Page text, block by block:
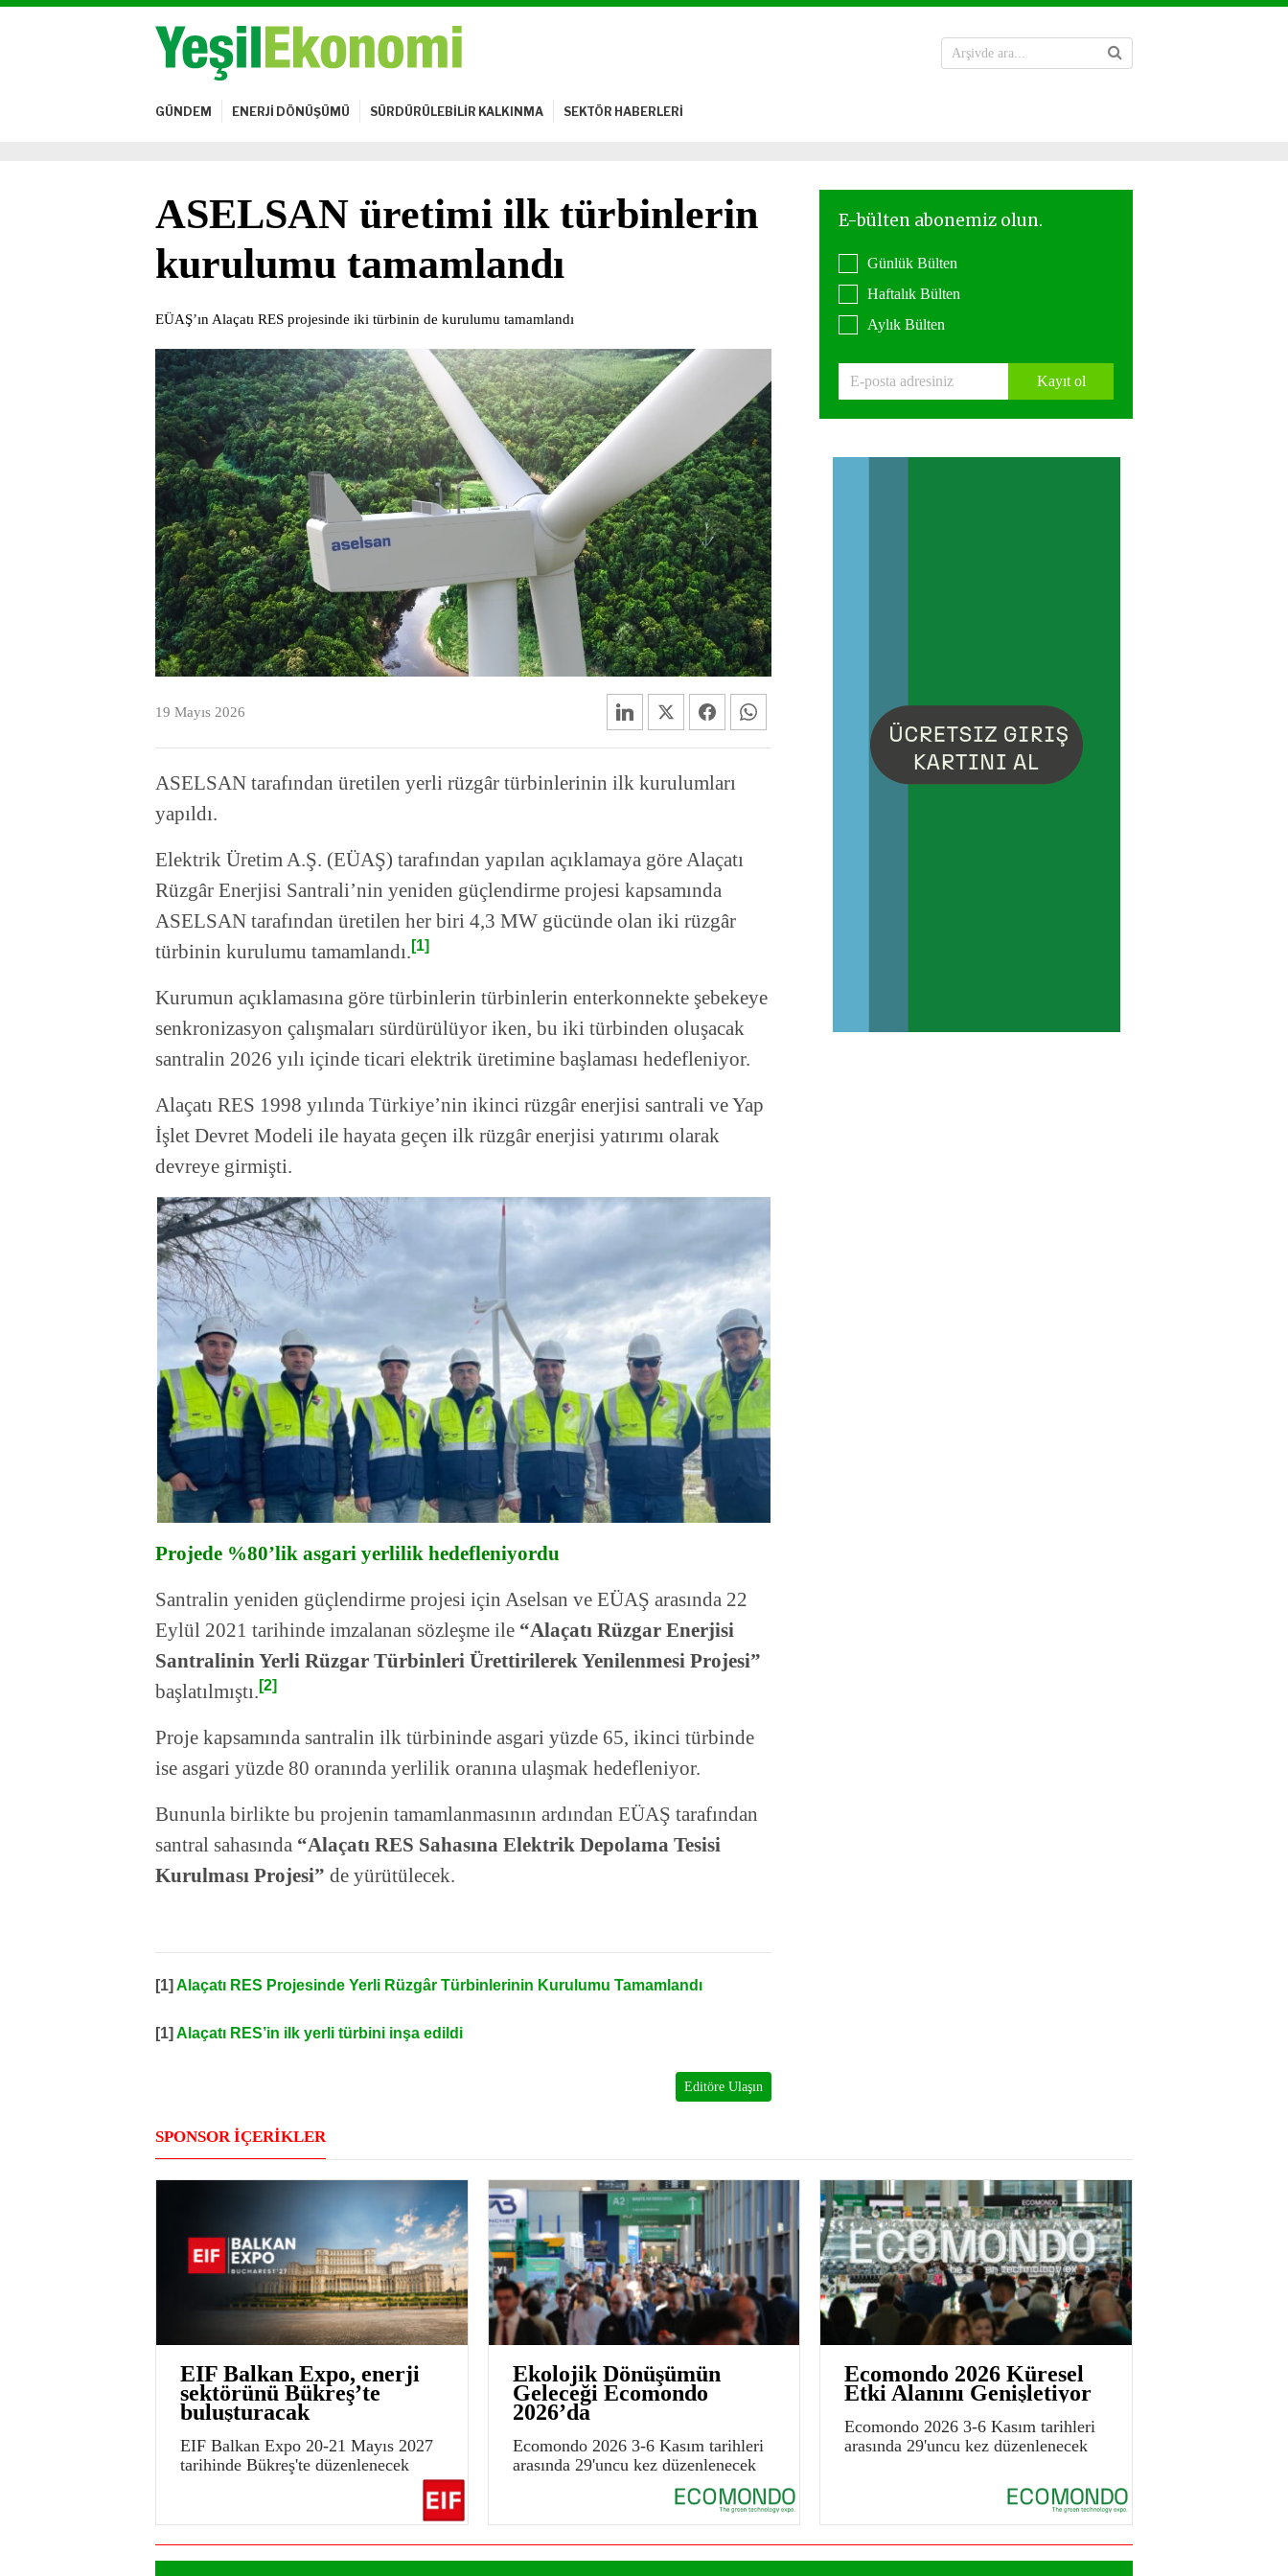
GÜNDEM ENERJİ DÖNÜŞÜMÜ SÜRDÜRÜLEBİLİR KALKINMA SEKTÖR HABERLERİ
ASELSAN üretimi ilk türbinlerin
kurulumu tamamlandı
EÜAŞ’ın Alaçatı RES projesinde iki türbinin de kurulumu tamamlandı
19 Mayıs 2026
ASELSAN tarafından üretilen yerli rüzgâr türbinlerinin ilk kurulumları
yapıldı.
Elektrik Üretim A.Ş. (EÜAŞ) tarafından yapılan açıklamaya göre Alaçatı
Rüzgâr Enerjisi Santrali’nin yeniden güçlendirme projesi kapsamında
ASELSAN tarafından üretilen her biri 4,3 MW gücünde olan iki rüzgâr
türbinin kurulumu tamamlandı. [1]
Kurumun açıklamasına göre türbinlerin türbinlerin enterkonnekte şebekeye
senkronizasyon çalışmaları sürdürülüyor iken, bu iki türbinden oluşacak
santralin 2026 yılı içinde ticari elektrik üretimine başlaması hedefleniyor.
Alaçatı RES 1998 yılında Türkiye’nin ikinci rüzgâr enerjisi santrali ve Yap
İşlet Devret Modeli ile hayata geçen ilk rüzgâr enerjisi yatırımı olarak
devreye girmişti.
Projede %80’lik asgari yerlilik hedefleniyordu
Santralin yeniden güçlendirme projesi için Aselsan ve EÜAŞ arasında 22
Eylül 2021 tarihinde imzalanan sözleşme ile “Alaçatı Rüzgar Enerjisi
Santralinin Yerli Rüzgar Türbinleri Ürettirilerek Yenilenmesi Projesi”
başlatılmıştı. [2]
Proje kapsamında santralin ilk türbininde asgari yüzde 65, ikinci türbinde
ise asgari yüzde 80 oranında yerlilik oranına ulaşmak hedefleniyor.
Bununla birlikte bu projenin tamamlanmasının ardından EÜAŞ tarafından
santral sahasında “Alaçatı RES Sahasına Elektrik Depolama Tesisi
Kurulması Projesi” de yürütülecek.
[1] Alaçatı RES Projesinde Yerli Rüzgâr Türbinlerinin Kurulumu Tamamlandı
[1] Alaçatı RES’in ilk yerli türbini inşa edildi
Editöre Ulaşın
Günlük Bülten
Haftalık Bülten
Aylık Bülten
Kayıt ol
SPONSOR İÇERİKLER
EIF Balkan Expo, enerji
sektörünü Bükreş’te
buluşturacak
EIF Balkan Expo 20-21 Mayıs 2027
tarihinde Bükreş'te düzenlenecek
Ekolojik Dönüşümün
Geleceği Ecomondo
2026’da
Ecomondo 2026 3-6 Kasım tarihleri
arasında 29'uncu kez düzenlenecek
Ecomondo 2026 Küresel
Etki Alanını Genişletiyor
Ecomondo 2026 3-6 Kasım tarihleri
arasında 29'uncu kez düzenlenecek